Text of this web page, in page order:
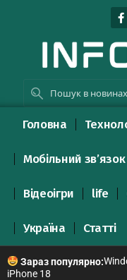
Головна
Мобільний зв’язок
Відеоігри life
Україна Статті
Зараз популярно:
iPhone 18